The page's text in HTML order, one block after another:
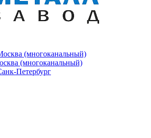
(многоканальный)
(многоканальный)
Петербург